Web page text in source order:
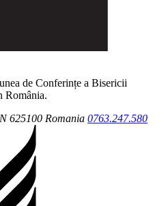
de Conferințe a Bisericii
România.
625100 Romania 0763.247.580